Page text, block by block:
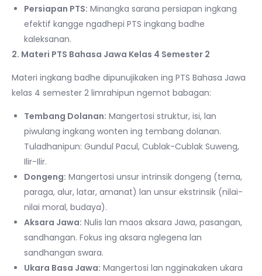
Persiapan PTS: Minangka sarana persiapan ingkang
efektif kangge ngadhepi PTS ingkang badhe
kaleksanan.
2. Materi PTS Bahasa Jawa Kelas 4 Semester 2
Materi ingkang badhe dipunujikaken ing PTS Bahasa Jawa
kelas 4 semester 2 limrahipun ngemot babagan:
Tembang Dolanan: Mangertosi struktur, isi, lan
piwulang ingkang wonten ing tembang dolanan.
Tuladhanipun: Gundul Pacul, Cublak-Cublak Suweng,
Ilir-Ilir.
Dongeng: Mangertosi unsur intrinsik dongeng (tema,
paraga, alur, latar, amanat) lan unsur ekstrinsik (nilai-
nilai moral, budaya).
Aksara Jawa: Nulis lan maos aksara Jawa, pasangan,
sandhangan. Fokus ing aksara nglegena lan
sandhangan swara.
Ukara Basa Jawa: Mangertosi lan ngginakaken ukara